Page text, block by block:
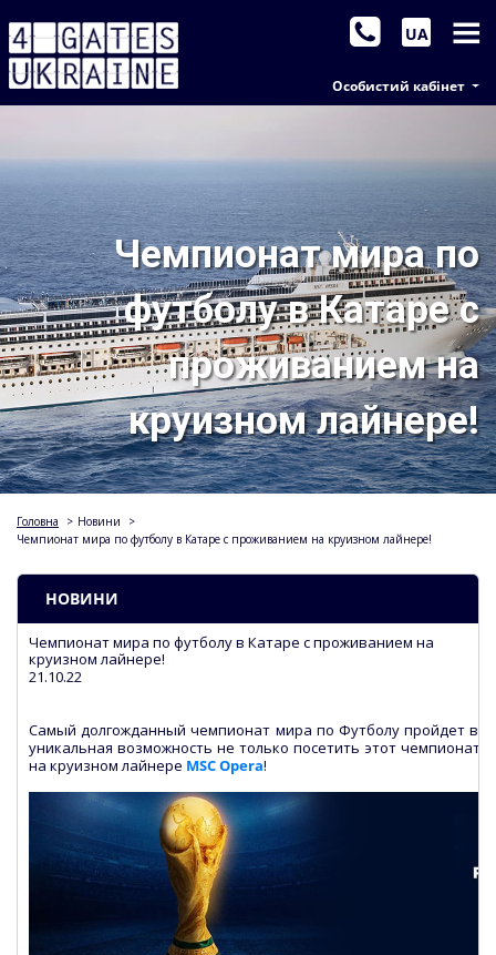
Особистий кабінет
UA
Чемпионат мира по
футболу в Катаре с
проживанием на
круизном лайнере!
Головна > Новини
>
Чемпионат мира по футболу в Катаре с проживанием на круизном лайнере!
НОВИНИ
Чемпионат мира по футболу в Катаре с проживанием на
круизном лайнере!
21.10.22
Самый долгожданный чемпионат мира по Футболу пройдет в
уникальная возможность не только посетить этот чемпионат,
на круизном лайнере MSC Opera!